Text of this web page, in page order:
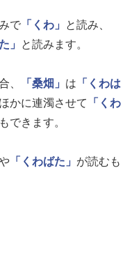
で 「くわ」
と読み、
」 と読みます。
、 「桑畑」 は 「くわは
かに連濁させて
「くわ
できます。
「くわばた」 が読むも